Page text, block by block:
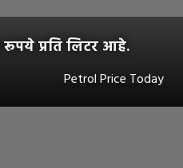
रूपये प्रति लिटर आहे.
Petrol Price Today